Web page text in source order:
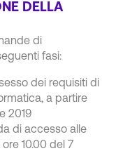
DELLA
di
fasi:
dei requisiti di
a partire
2019
di accesso alle
10.00 del 7